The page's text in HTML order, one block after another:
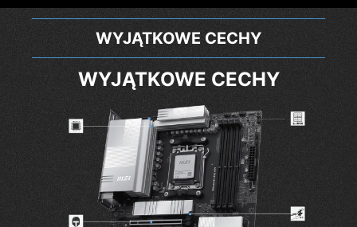
WYJĄTKOWE CECHY
WYJĄTKOWE CECHY